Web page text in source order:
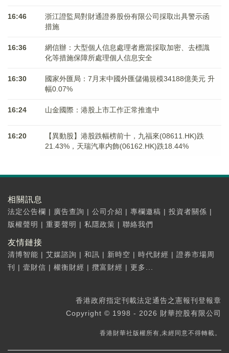
16:46
浙江證監局對財通證券股份有限公司採取出具警示函
措施
16:36
網信辦：大型個人信息處理者應當採取加密、去標識
化等措施保障所處理個人信息安全
16:30
國家外匯局：7月末中國外匯儲備規模34188億美元 升
幅0.07%
16:24 山金國際：港股上市工作正常推進中
16:20
【異動股】港股跌幅榜前十，九福來(08611.HK)跌
21.43%，天瑞汽車内飾(06162.HK)跌18.44%
相關訊息
法定公告欄 | 廣告查詢 | 公司介紹 | 專欄邀稿 | 投資者關係 |
版權聲明 | 重要聲明 | 私隱政策 | 聯絡我們
友情鏈接
清博智能 | 艾媒諮詢 | 和訊 | 新時空 | 時代財經 | 證券市場周
刊
| 壹財信 | 權衡財經 | 攬富財經 | 更多...
香港政府指定刊載法定通告之憲報刊登報章
Copyright © 1998 - 2026 財華控股有限公司
香港財華社版權所有,未經同意不得轉載。